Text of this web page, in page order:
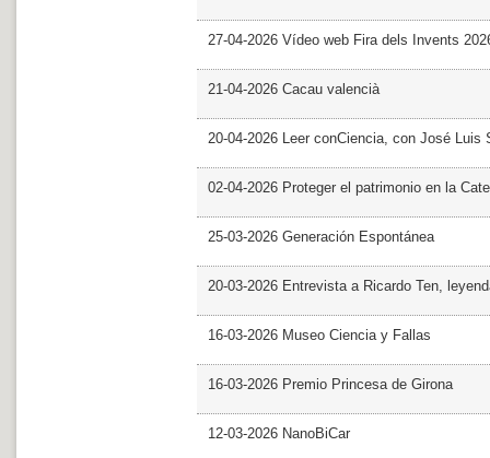
27-04-2026 Vídeo web Fira dels Invents
21-04-2026 Cacau valencià
20-04-2026 Leer conCiencia, con José Luis
02-04-2026 Proteger el patrimonio en la
25-03-2026 Generación Espontánea
20-03-2026 Entrevista a Ricardo Ten,
16-03-2026 Museo Ciencia y Fallas
16-03-2026 Premio Princesa de Girona
12-03-2026 NanoBiCar